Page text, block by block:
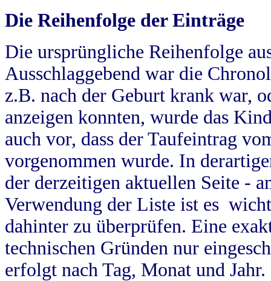
Die Reihenfolge der Einträge
Die ursprüngliche Reihenfolge
Ausschlaggebend war die
z.B. nach der Geburt krank war,
anzeigen konnten, wurde das
auch vor, dass der Taufeintrag
vorgenommen wurde. In
der derzeitigen aktuellen Seite -
Verwendung der Liste ist es
dahinter zu überprüfen. Eine
technischen Gründen nur
erfolgt nach Tag, Monat und Jahr.